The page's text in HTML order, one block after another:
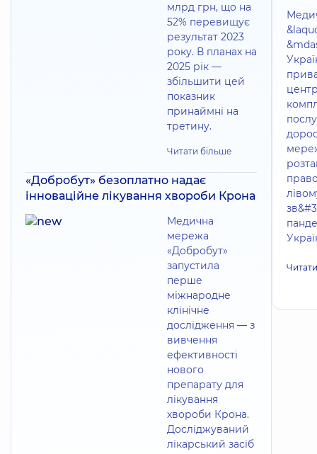
млрд грн, що на
52% перевищує
результат 2023
року. В планах на
2025 рік —
збільшити цей
показник
принаймні на
третину.
Читати більше
«Добробут» безоплатно надає
інноваційне лікування хвороби Крона
Медична
мережа
«Добробут»
запустила
перше
міжнародне
клінічне
дослідження — з
вивчення
ефективності
нового
препарату для
лікування
хвороби Крона.
Досліджуваний
лікарський засіб